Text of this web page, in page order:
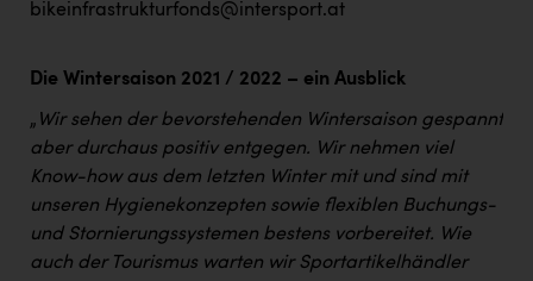
bikeinfrastrukturfonds@intersport.at
Die Wintersaison 2021 / 2022 – ein Ausblick
„ Wir sehen der bevorstehenden Wintersaison gespannt
aber durchaus positiv entgegen. Wir nehmen viel
Know-how aus dem letzten Winter mit und sind mit
unseren Hygienekonzepten sowie flexiblen Buchungs-
und Stornierungssystemen bestens vorbereitet. Wie
auch der Tourismus warten wir Sportartikelhändler